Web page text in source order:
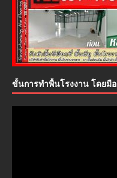
ขั้นการทำพื้นโรงงาน โดยมื